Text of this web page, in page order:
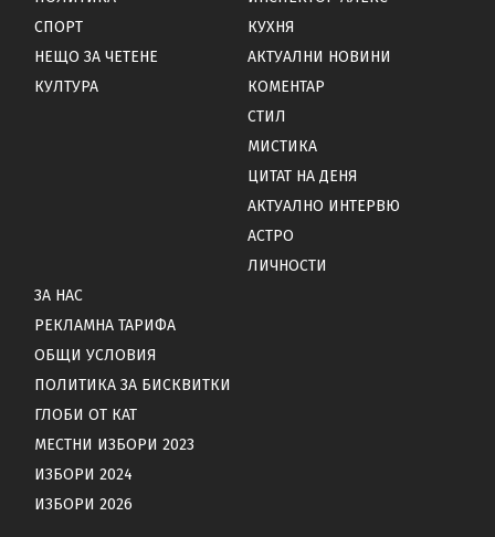
СПОРТ
НЕЩО ЗА ЧЕТЕНЕ
КУЛТУРА
КУХНЯ
АКТУАЛНИ НОВИНИ
КОМЕНТАР
СТИЛ
МИСТИКА
ЦИТАТ НА ДЕНЯ
АКТУАЛНО ИНТЕРВЮ
АСТРО
ЛИЧНОСТИ
ЗА НАС
РЕКЛАМНА ТАРИФА
ОБЩИ УСЛОВИЯ
ПОЛИТИКА ЗА БИСКВИТКИ
ГЛОБИ ОТ КАТ
МЕСТНИ ИЗБОРИ 2023
ИЗБОРИ 2024
ИЗБОРИ 2026